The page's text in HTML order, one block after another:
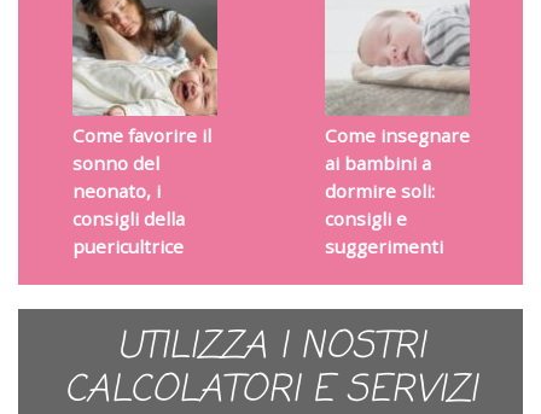
Come favorire il
sonno del
neonato, i
consigli della
puericultrice
Come insegnare
ai bambini a
dormire soli:
consigli e
suggerimenti
UTILIZZA I NOSTRI
CALCOLATORI E SERVIZI